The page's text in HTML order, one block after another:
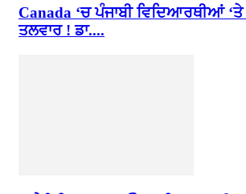
Canada ‘ਚ ਪੰਜਾਬੀ ਵਿਦਿਆਰਥੀਆਂ
ਤਲਵਾਰ ! ਡਾ....